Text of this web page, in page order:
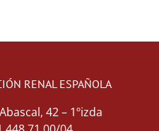
RENAL ESPAÑOLA
42 – 1ºizda